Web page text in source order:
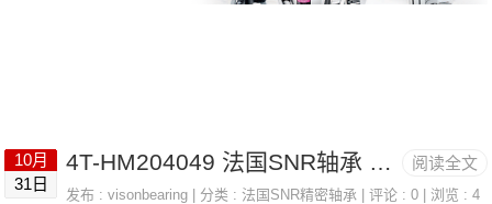
阅读全文
10月
31日
4T-HM204049 法国SNR轴承 22217EAKW33C3
发布 :visonbearing | 分类 :法国SNR精密轴承 | 评论 : 0 | 浏览 : 4